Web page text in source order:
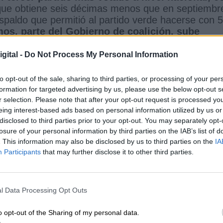
- Do Not Process My Personal Information
opt-out of the sale, sharing to third parties, or processing of your
for targeted advertising by us, please use the below opt-out
selection. Please note that after your opt-out request is processed
interest-based ads based on personal information utilized by us
to third parties prior to your opt-out. You may separately
of your personal information by third parties on the IAB’s list of
This information may also be disclosed by us to third parties on the
Participants that may further disclose it to other third parties.
Data Processing Opt Outs
opt-out of the Sharing of my personal data.
obtiene seis décimas menos que en
que permitió al partido verde hacerse con
parte del Gobierno de coalición, sube
décimas más que hace un mes
que recibió en las elecciones de 2019.
de septiembre a octubre, con un apoyo
Más País, Equo y Compromís sigue
pasa del 3,7% que obtuvo en julio y del 3,3 que